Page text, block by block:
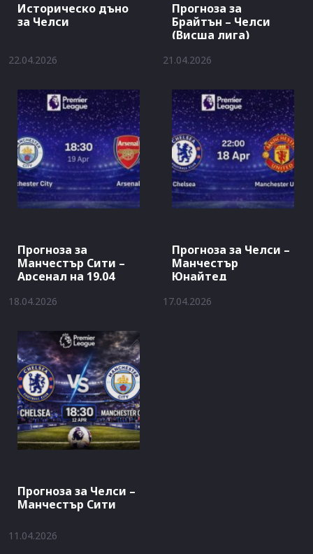
Историческо дъно
за Челси
22.04.2026
Прогноза за
Брайтън – Челси
(Висша лига)
21.04.2026
Прогноза за
Манчестър Сити –
Арсенал на 19.04
18.04.2026
Прогноза за Челси –
Манчестър
Юнайтед
17.04.2026
Прогноза за Челси –
Манчестър Сити
11.04.2026